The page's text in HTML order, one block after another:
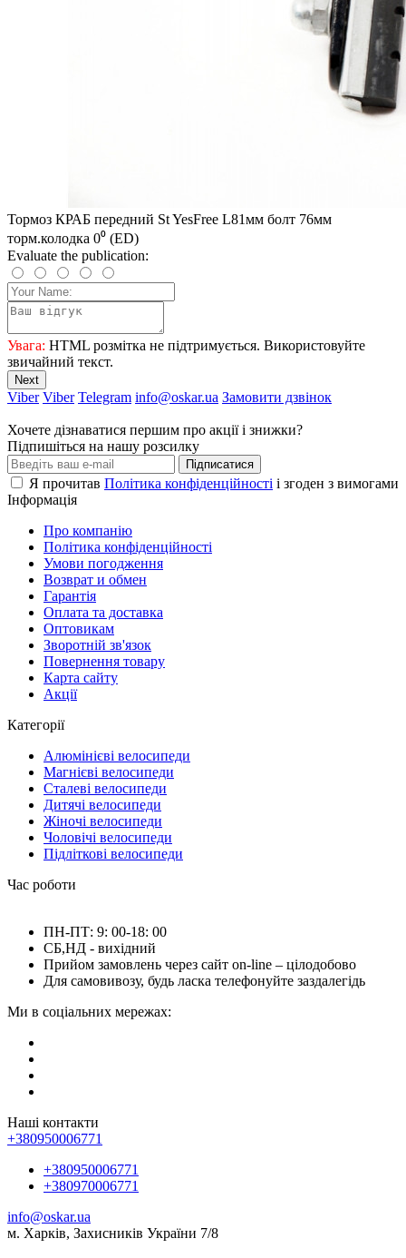
Тормоз КРАБ передний St YesFree L81мм болт 76мм
торм.колодка 0⁰ (ED)
Evaluate the publication:
Увага: HTML розмітка не підтримується. Використовуйте
звичайний текст.
Next
Viber Viber Telegram info@oskar.ua Замовити дзвінок
Хочете дізнаватися першим про акції і знижки?
Підпишіться на нашу розсилку
Підписатися
Я прочитав Політика конфіденційності і згоден з вимогами
Інформація
Про компанію
Політика конфіденційності
Умови погодження
Возврат и обмен
Гарантія
Оплата та доставка
Оптовикам
Зворотній зв'язок
Повернення товару
Карта сайту
Акції
Категорії
Алюмінієві велосипеди
Магнієві велосипеди
Сталеві велосипеди
Дитячі велосипеди
Жіночі велосипеди
Чоловічі велосипеди
Підліткові велосипеди
Час роботи
ПН-ПТ: 9: 00-18: 00
СБ,НД - вихідний
Прийом замовлень через сайт on-line – цілодобово
Для самовивозу, будь ласка телефонуйте заздалегідь
Ми в соціальних мережах:
Наші контакти
+380950006771
+380950006771
+380970006771
info@oskar.ua
м. Харків, Захисників України 7/8